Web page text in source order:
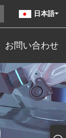
日本語
お問い合わせ